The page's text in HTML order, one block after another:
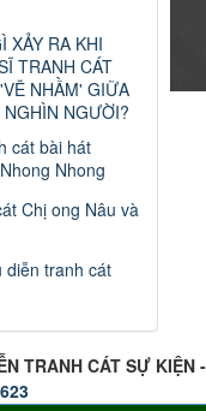
XẢY RA KHI
TRANH CÁT
NHẦM' GIỮA
NGƯỜI?
cát bài hát
Nhong
Chị ong Nâu và
diễn tranh cát
TRANH CÁT SỰ KIỆN